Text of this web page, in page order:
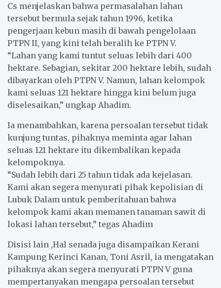
Cs menjelaskan bahwa permasalahan lahan
tersebut bermula sejak tahun 1996, ketika
pengerjaan kebun masih di bawah pengelolaan
PTPN II, yang kini telah beralih ke PTPN V.
“Lahan yang kami tuntut seluas lebih dari 400
hektare. Sebagian, sekitar 200 hektare lebih, sudah
dibayarkan oleh PTPN V. Namun, lahan kelompok
kami seluas 121 hektare hingga kini belum juga
diselesaikan,” ungkap Ahadim.
Ia menambahkan, karena persoalan tersebut tidak
kunjung tuntas, pihaknya meminta agar lahan
seluas 121 hektare itu dikembalikan kepada
kelompoknya.
“Sudah lebih dari 25 tahun tidak ada kejelasan.
Kami akan segera menyurati pihak kepolisian di
Lubuk Dalam untuk pemberitahuan bahwa
kelompok kami akan memanen tanaman sawit di
lokasi lahan tersebut,” tegas Ahadim
Disisi lain ,Hal senada juga disampaikan Kerani
Kampung Kerinci Kanan, Toni Asril, ia mengatakan
pihaknya akan segera menyurati PTPN V guna
mempertanyakan mengapa persoalan tersebut